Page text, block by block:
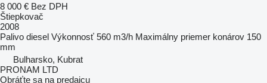
8 000 € Bez DPH
Štiepkovač
2008
Palivo diesel Výkonnosť 560 m3/h Maximálny priemer konárov 150
mm
Bulharsko, Kubrat
PRONAM LTD
Obráťte sa na predajcu